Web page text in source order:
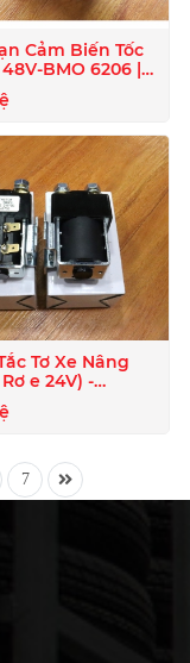
Cảm Biến Tốc
BMO 6206 |
Tơ Xe Nâng
e 24V) -
7